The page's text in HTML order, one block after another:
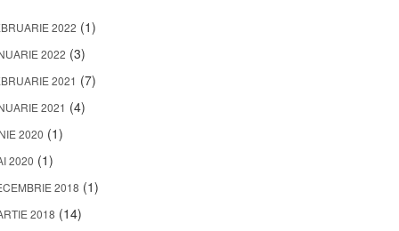
2022 (1)
2022 (3)
2021 (7)
2021 (4)
2020 (1)
2020 (1)
2018 (1)
2018 (14)